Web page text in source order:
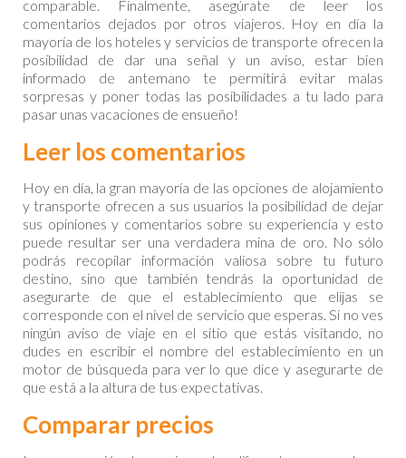
comparable. Finalmente, asegúrate de leer los
comentarios dejados por otros viajeros. Hoy en día la
mayoría de los hoteles y servicios de transporte ofrecen la
posibilidad de dar una señal y un aviso, estar bien
informado de antemano te permitirá evitar malas
sorpresas y poner todas las posibilidades a tu lado para
pasar unas vacaciones de ensueño!
Leer los comentarios
Hoy en día, la gran mayoría de las opciones de alojamiento
y transporte ofrecen a sus usuarios la posibilidad de dejar
sus opiniones y comentarios sobre su experiencia y esto
puede resultar ser una verdadera mina de oro. No sólo
podrás recopilar información valiosa sobre tu futuro
destino, sino que también tendrás la oportunidad de
asegurarte de que el establecimiento que elijas se
corresponde con el nivel de servicio que esperas. Si no ves
ningún aviso de viaje en el sitio que estás visitando, no
dudes en escribir el nombre del establecimiento en un
motor de búsqueda para ver lo que dice y asegurarte de
que está a la altura de tus expectativas.
Comparar precios